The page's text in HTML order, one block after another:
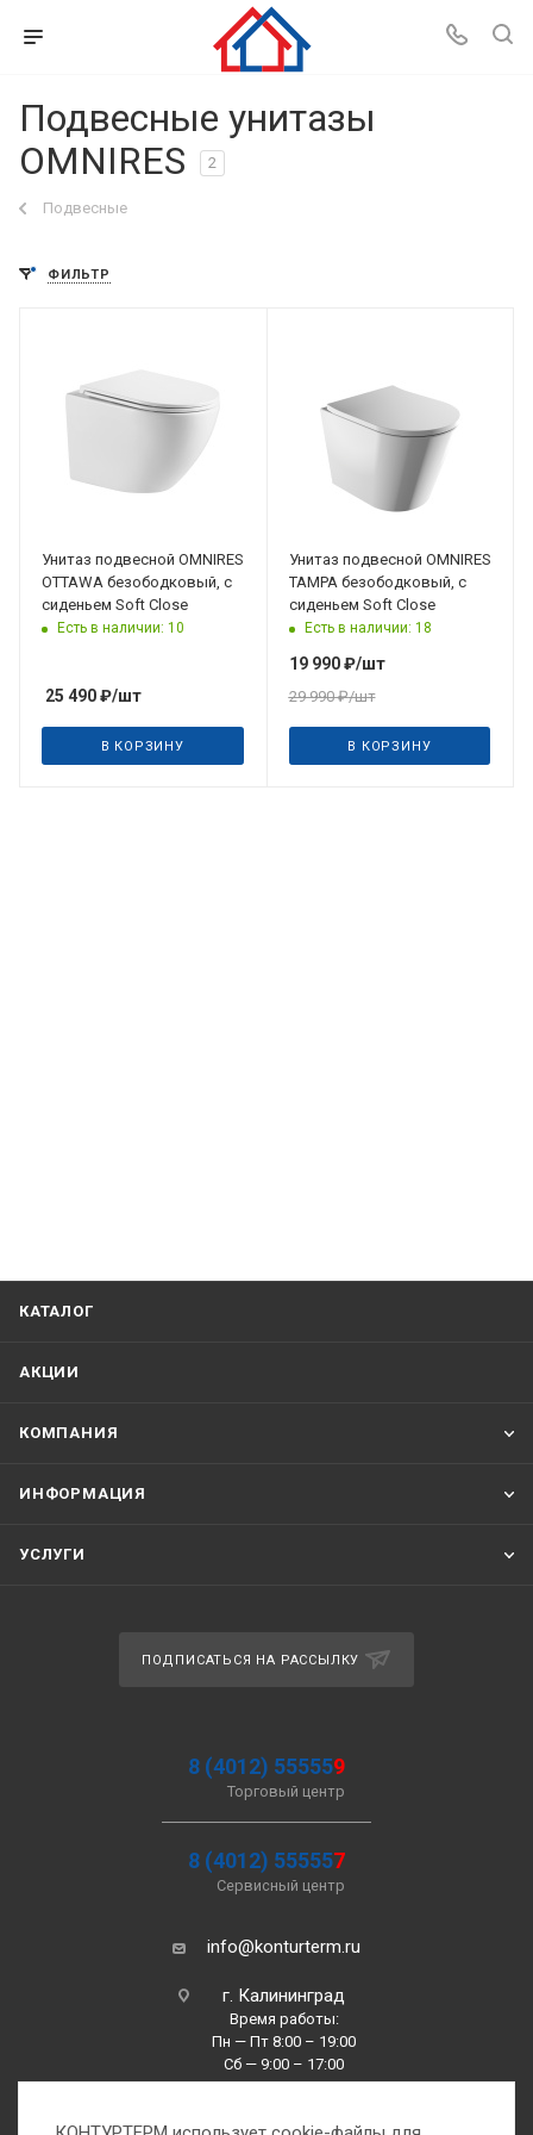
Подвесные унитазы
OMNIRES
2
Подвесные
ФИЛЬТР
Унитаз подвесной OMNIRES
OTTAWA безободковый, с
сиденьем Soft Close
Есть в наличии: 10
25 490₽/шт
В КОРЗИНУ
Унитаз подвесной OMNIRES
TAMPA безободковый, с
сиденьем Soft Close
Есть в наличии: 18
19 990₽/шт
29 990₽/шт
В КОРЗИНУ
КАТАЛОГ
АКЦИИ
КОМПАНИЯ
ИНФОРМАЦИЯ
УСЛУГИ
ПОДПИСАТЬСЯ НА РАССЫЛКУ
8 (4012) 555559
Торговый центр
8 (4012) 555557
Сервисный центр
info@konturterm.ru
г. Калининград
Время работы:
Пн — Пт 8:00 – 19:00
Сб — 9:00 – 17:00
Вс —10:00 – 16:00